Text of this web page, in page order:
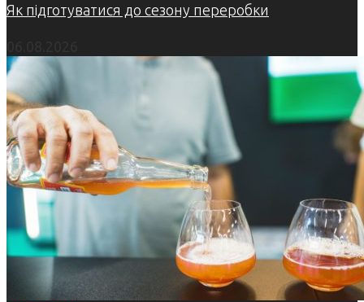
Як підготуватися до сезону переробки